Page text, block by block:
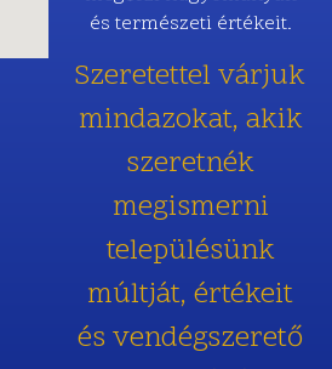
és természeti értékeit.
Szeretettel várjuk
mindazokat, akik
szeretnék
megismerni
településünk
múltját, értékeit
és vendégszerető